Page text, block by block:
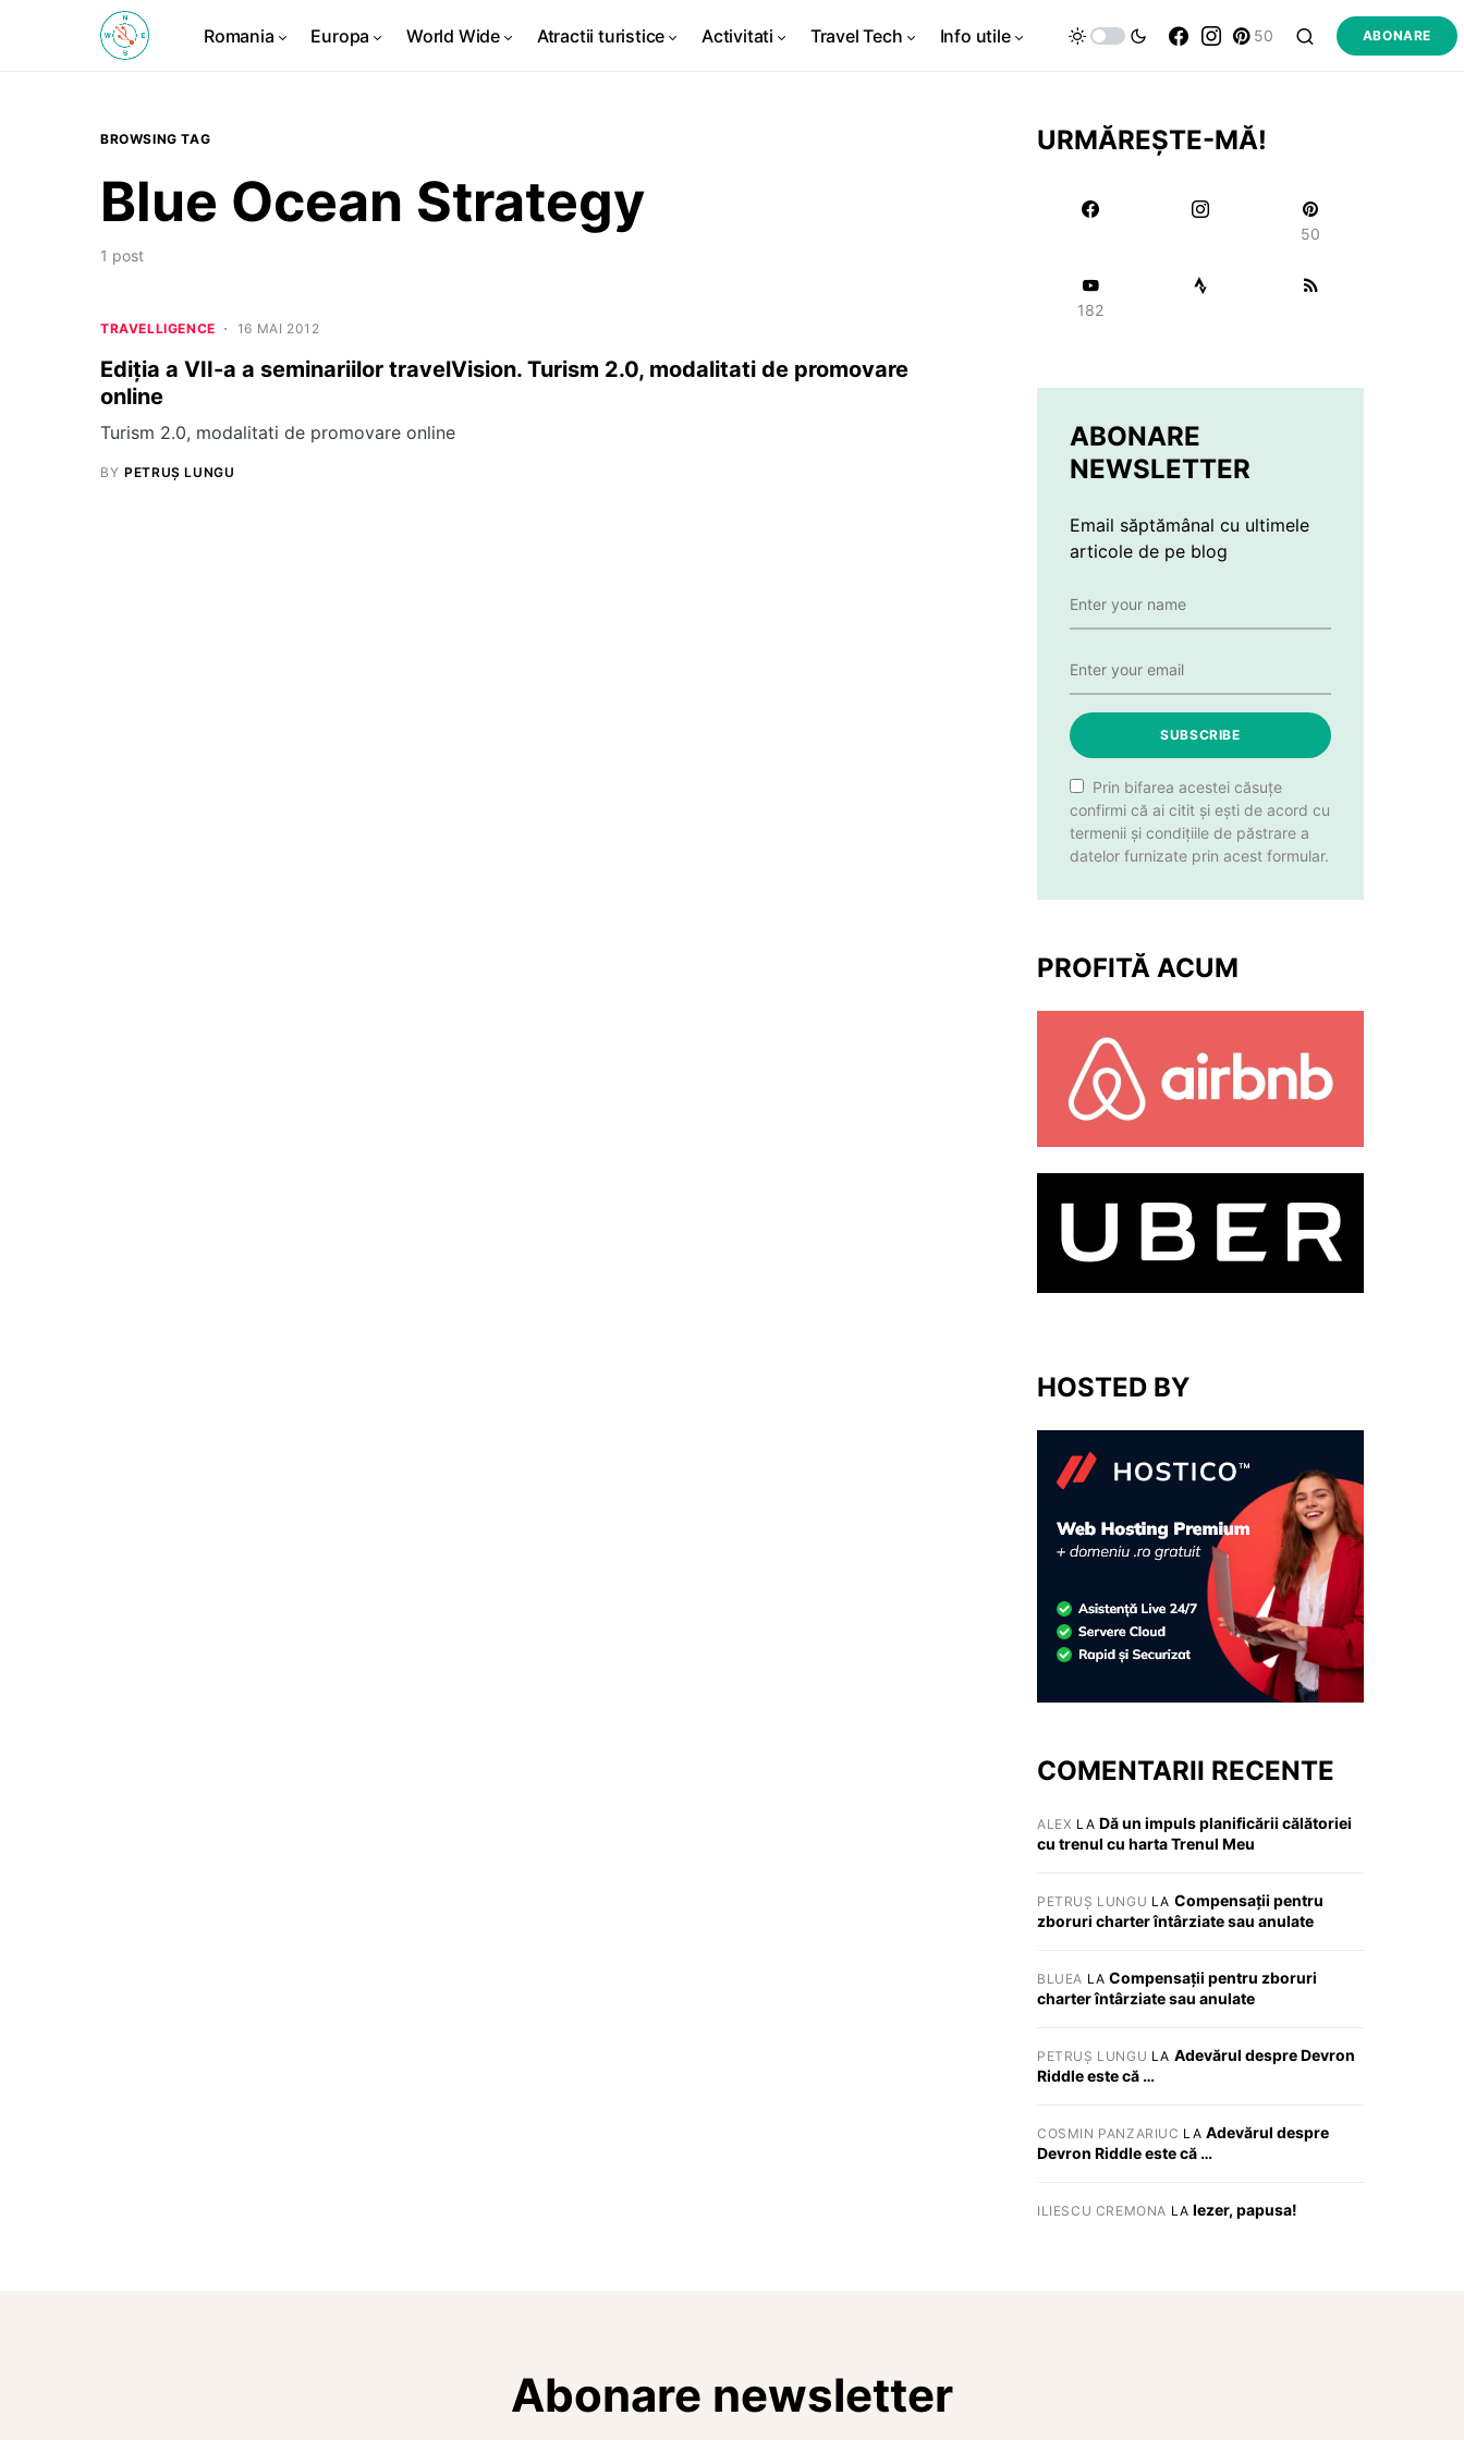
Romania Europa World Wide Atractii turistice Activitati Travel Tech Info utile 50 ABONARE
BROWSING TAG
Blue Ocean Strategy
1 post
TRAVELLIGENCE 16 MAI 2012
Ediția a VII-a a seminariilor travelVision. Turism 2.0, modalitati de promovare
online
Turism 2.0, modalitati de promovare online
BY PETRUȘ LUNGU
URMĂREȘTE-MĂ!
50
182
ABONARE
NEWSLETTER
Email săptămânal cu ultimele
articole de pe blog
SUBSCRIBE
Prin bifarea acestei căsuțe
confirmi că ai citit și ești de acord cu
termenii și condițiile de păstrare a
datelor furnizate prin acest formular.
PROFITĂ ACUM
HOSTED BY
COMENTARII RECENTE
ALEX LA Dă un impuls planificării călătoriei
cu trenul cu harta Trenul Meu
PETRUȘ LUNGU LA Compensații pentru
zboruri charter întârziate sau anulate
BLUEA LACompensații pentru zboruri
charter întârziate sau anulate
PETRUȘ LUNGU LA Adevărul despre Devron
Riddle este că …
COSMIN PANZARIUC LA Adevărul despre
Devron Riddle este că …
ILIESCU CREMONA LA Iezer, papusa!
Abonare newsletter